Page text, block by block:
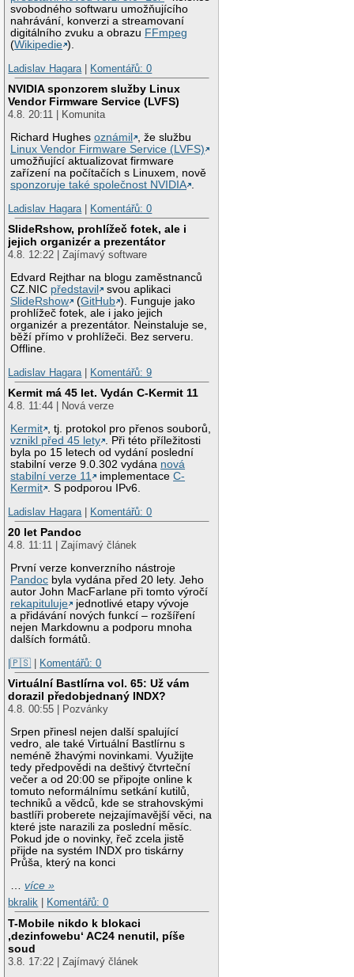
svobodného softwaru umožňujícího
nahrávání, konverzi a streamovaní
digitálního zvuku a obrazu FFmpeg
(Wikipedie ).
Ladislav Hagara
Komentářů: 0
NVIDIA sponzorem služby Linux
Vendor Firmware Service (LVFS)
4.8. 20:11 | Komunita
Richard Hughesoznámil
, že službu
Linux Vendor Firmware Service (LVFS)
umožňující aktualizovat firmware
zařízení na počítačích s Linuxem, nově
sponzoruje také společnost NVIDIA .
Ladislav Hagara | Komentářů: 0
SlideRshow, prohlížeč fotek, ale i
jejich organizér a prezentátor
4.8. 12:22 | Zajímavý software
Edvard Rejthar na blogu zaměstnanců
CZ.NIC představil
svou aplikaci
SlideRshow
(GitHub ). Funguje jako
prohlížeč fotek, ale i jako jejich
organizér a prezentátor. Neinstaluje se,
běží přímo v prohlížeči. Bez serveru.
Offline.
Ladislav Hagara | Komentářů: 9
Kermit má 45 let. Vydán C-Kermit 11
4.8. 11:44 | Nová verze
Kermit , tj. protokol pro přenos souborů,
vznikl před 45 lety . Při této příležitosti
byla po 15 letech od vydání poslední
stabilní verze 9.0.302 vydána nová
stabilní verze 11
implementaceC-
Kermit . S podporou IPv6.
Ladislav Hagara | Komentářů: 0
20 let Pandoc
4.8. 11:11 | Zajímavý článek
První verze konverzního nástroje
Pandoc byla vydána před 20 lety. Jeho
autor John MacFarlane při tomto výročí
rekapituluje
jednotlivé etapy vývoje
a přidávání nových funkcí – rozšíření
nejen Markdownu a podporu mnoha
dalších formátů.
|🇵🇸 | Komentářů: 0
Virtuální Bastlírna vol. 65: Už vám
dorazil předobjednaný INDX?
4.8. 00:55 | Pozvánky
Srpen přinesl nejen další spalující
vedro, ale také Virtuální Bastlírnu s
neméně žhavými novinkami. Využijte
tedy předpovědi na deštivý čtvrteční
večer a od 20:00 se připojte online k
tomuto neformálnímu setkání kutilů,
techniků a vědců, kde se strahovskými
bastlíři proberete nejzajímavější věci, na
které jste narazili za poslední měsíc.
Pokud jde o novinky, řeč zcela jistě
přijde na systém INDX pro tiskárny
Průša, který na konci
…více »
bkralik
Komentářů: 0
T-Mobile nikdo k blokaci
‚dezinfowebu‘ AC24 nenutil, píše
soud
3.8. 17:22 | Zajímavý článek